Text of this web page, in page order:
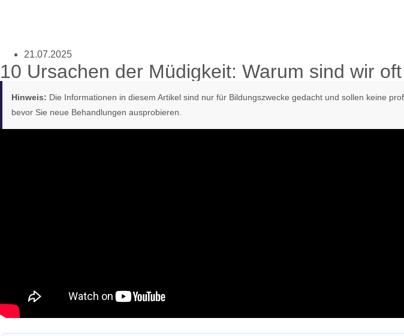
21.07.2025
10 Ursachen der Müdigkeit: Warum sind wir
Hinweis: Die Informationen in diesem Artikel sind nur für Bildungszwecke gedacht und sollen keine
bevor Sie neue Behandlungen ausprobieren.